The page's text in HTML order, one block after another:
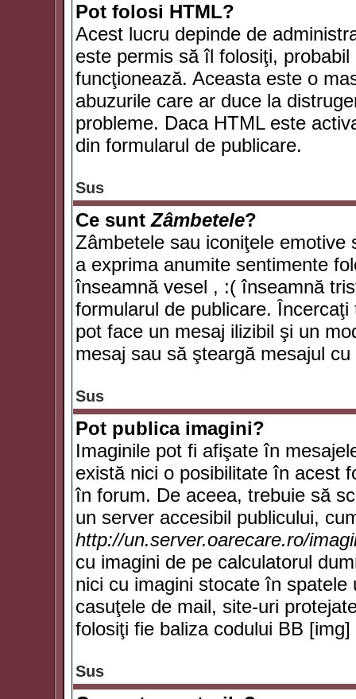
Pot folosi HTML?
Acest lucru depinde de
este permis să îl folosiţi,
funcţionează. Aceasta este o
abuzurile care ar duce la
probleme. Daca HTML este
din formularul de publicare.
Sus
Ce suntZâmbetele?
Zâmbetele sau iconiţele
a exprima anumite sentimente
înseamnă vesel , :( înseamnă
formularul de publicare.
pot face un mesaj ilizibil şi un
mesaj sau să şteargă mesajul cu
Sus
Pot publica imagini?
Imaginile pot fi afişate în
există nici o posibilitate în acest
în forum. De aceea, trebuie să
un server accesibil publicului,
http://un.server.oarecare.ro/
cu imagini de pe calculatorul
nici cu imagini stocate în
casuţele de mail, site-uri
folosiţi fie baliza codului BB
Sus